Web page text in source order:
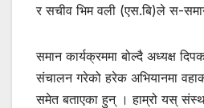
र सचीव भिम वली (एस.बि)ले स-
समान कार्यक्रममा बोल्दै अध्यक्ष
संचालन गरेको हरेक अभियानमा
समेत बताएका हुन् । हाम्रो यस्